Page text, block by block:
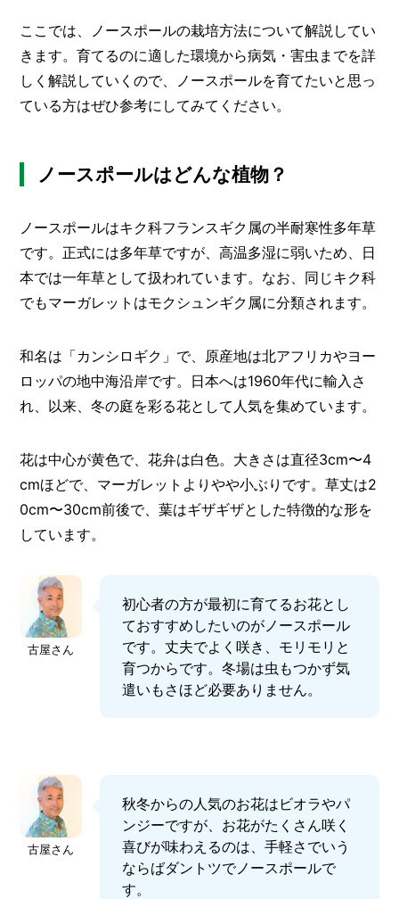
R
E
A
T
O
R
ー
ザ
C
S
T
O
M
R
ス
タ
ッ
C
I
N
Z
-
F
ここでは、ノースポールの栽培方法について解説してい
きます。育てるのに適した環境から病気・害虫までを詳
しく解説していくので、ノースポールを育てたいと思っ
ている方はぜひ参考にしてみてください。
ノースポールはどんな植物？
ノースポールはキク科フランスギク属の半耐寒性多年草
です。正式には多年草ですが、高温多湿に弱いため、日
本では一年草として扱われています。なお、同じキク科
でもマーガレットはモクシュンギク属に分類されます。
和名は「カンシロギク」で、原産地は北アフリカやヨー
ロッパの地中海沿岸です。日本へは1960年代に輸入さ
れ、以来、冬の庭を彩る花として人気を集めています。
花は中心が黄色で、花弁は白色。大きさは直径3cm〜4
cmほどで、マーガレットよりやや小ぶりです。草丈は2
0cm〜30cm前後で、葉はギザギザとした特徴的な形を
しています。
古屋さん
初心者の方が最初に育てるお花とし
ておすすめしたいのがノースポール
です。丈夫でよく咲き、モリモリと
育つからです。冬場は虫もつかず気
遣いもさほど必要ありません。
古屋さん
秋冬からの人気のお花はビオラやパ
ンジーですが、お花がたくさん咲く
喜びが味わえるのは、手軽さでいう
ならばダントツでノースポールで
す。